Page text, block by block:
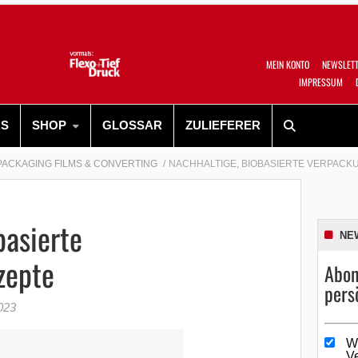
MEIN KONTO
IMPRESSUM
SHOP GLOSSAR ZULIEFERER
FILMS & CONVERTING NACHHALTIGE, BIOBASIERTE